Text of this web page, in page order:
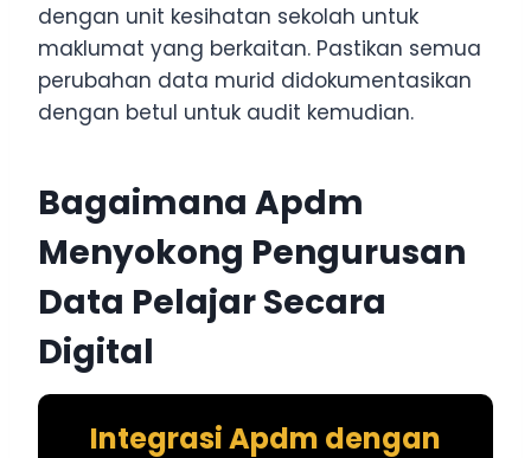
dengan unit kesihatan sekolah untuk
maklumat yang berkaitan. Pastikan semua
perubahan data murid didokumentasikan
dengan betul untuk audit kemudian.
Bagaimana Apdm
Menyokong Pengurusan
Data Pelajar Secara
Digital
Integrasi Apdm dengan